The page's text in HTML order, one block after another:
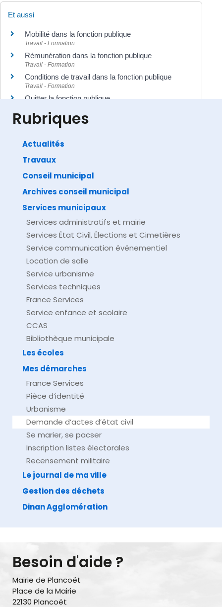
Et aussi
Mobilité dans la fonction publique
Travail - Formation
Rémunération dans la fonction publique
Travail - Formation
Conditions de travail dans la fonction publique
Travail - Formation
Quitter la fonction publique
Direction de l'information légale et administrative
Rubriques
Actualités
Travaux
Conseil municipal
Archives conseil municipal
Services municipaux
Services administratifs et mairie
Services État Civil, Élections et Cimetières
Service communication événementiel
Location de salle
Service urbanisme
Services techniques
France Services
Service enfance et scolaire
CCAS
Bibliothèque municipale
Les écoles
Mes démarches
France Services
Pièce d’identité
Urbanisme
Demande d’actes d’état civil
Se marier, se pacser
Inscription listes électorales
Recensement militaire
Le journal de ma ville
Gestion des déchets
Dinan Agglomération
Besoin d'aide ?
Mairie de Plancoët
Place de la Mairie
22130 Plancoët